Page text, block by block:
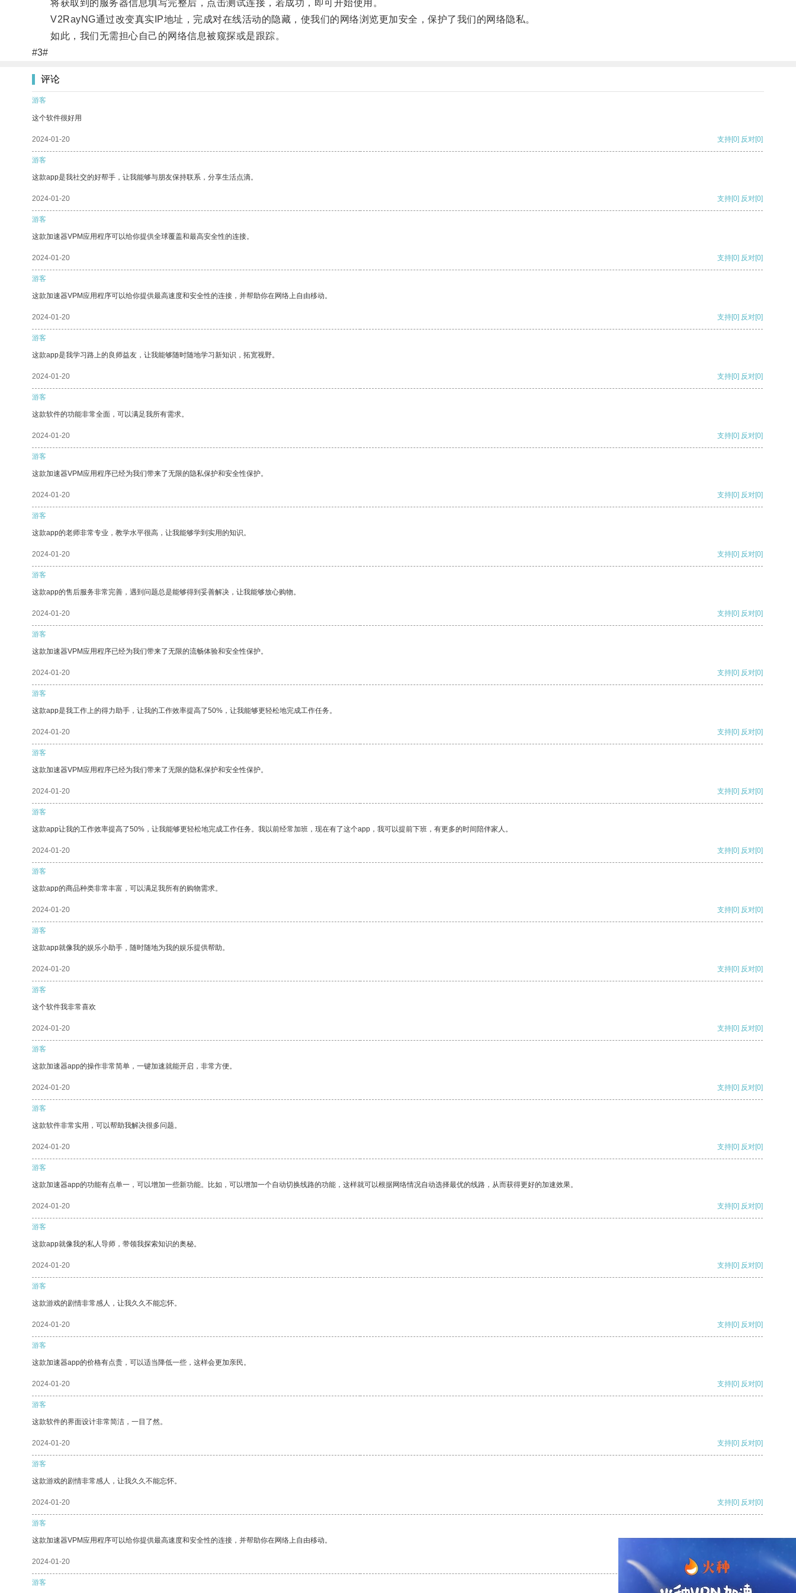
将获取到的服务器信息填写完整后，点击测试连接，若成功，即可开始使用。
V2RayNG通过改变真实IP地址，完成对在线活动的隐藏，使我们的网络浏览更加安全，保护了我们的网络隐私。
如此，我们无需担心自己的网络信息被窥探或是跟踪。
#3#
评论
游客
这个软件很好用
2024-01-20 支持[0] 反对[0]
游客
这款app是我社交的好帮手，让我能够与朋友保持联系，分享生活点滴。
2024-01-20 支持[0] 反对[0]
游客
这款加速器VPM应用程序可以给你提供全球覆盖和最高安全性的连接。
2024-01-20 支持[0] 反对[0]
游客
这款加速器VPM应用程序可以给你提供最高速度和安全性的连接，并帮助你在网络上自由移动。
2024-01-20 支持[0] 反对[0]
游客
这款app是我学习路上的良师益友，让我能够随时随地学习新知识，拓宽视野。
2024-01-20 支持[0] 反对[0]
游客
这款软件的功能非常全面，可以满足我所有需求。
2024-01-20 支持[0] 反对[0]
游客
这款加速器VPM应用程序已经为我们带来了无限的隐私保护和安全性保护。
2024-01-20 支持[0] 反对[0]
游客
这款app的老师非常专业，教学水平很高，让我能够学到实用的知识。
2024-01-20 支持[0] 反对[0]
游客
这款app的售后服务非常完善，遇到问题总是能够得到妥善解决，让我能够放心购物。
2024-01-20 支持[0] 反对[0]
游客
这款加速器VPM应用程序已经为我们带来了无限的流畅体验和安全性保护。
2024-01-20 支持[0] 反对[0]
游客
这款app是我工作上的得力助手，让我的工作效率提高了50%，让我能够更轻松地完成工作任务。
2024-01-20 支持[0] 反对[0]
游客
这款加速器VPM应用程序已经为我们带来了无限的隐私保护和安全性保护。
2024-01-20 支持[0] 反对[0]
游客
这款app让我的工作效率提高了50%，让我能够更轻松地完成工作任务。我以前经常加班，现在有了这个app，我可以提前下班，有更多的时间陪伴家人。
2024-01-20 支持[0] 反对[0]
游客
这款app的商品种类非常丰富，可以满足我所有的购物需求。
2024-01-20 支持[0] 反对[0]
游客
这款app就像我的娱乐小助手，随时随地为我的娱乐提供帮助。
2024-01-20 支持[0] 反对[0]
游客
这个软件我非常喜欢
2024-01-20 支持[0] 反对[0]
游客
这款加速器app的操作非常简单，一键加速就能开启，非常方便。
2024-01-20 支持[0] 反对[0]
游客
这款软件非常实用，可以帮助我解决很多问题。
2024-01-20 支持[0] 反对[0]
游客
这款加速器app的功能有点单一，可以增加一些新功能。比如，可以增加一个自动切换线路的功能，这样就可以根据网络情况自动选择最优的线路，从而获得更好的加速效果。
2024-01-20 支持[0] 反对[0]
游客
这款app就像我的私人导师，带领我探索知识的奥秘。
2024-01-20 支持[0] 反对[0]
游客
这款游戏的剧情非常感人，让我久久不能忘怀。
2024-01-20 支持[0] 反对[0]
游客
这款加速器app的价格有点贵，可以适当降低一些，这样会更加亲民。
2024-01-20 支持[0] 反对[0]
游客
这款软件的界面设计非常简洁，一目了然。
2024-01-20 支持[0] 反对[0]
游客
这款游戏的剧情非常感人，让我久久不能忘怀。
2024-01-20 支持[0] 反对[0]
游客
这款加速器VPM应用程序可以给你提供最高速度和安全性的连接，并帮助你在网络上自由移动。
2024-01-20 支持
游客